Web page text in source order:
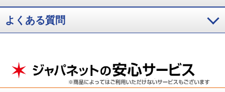
すぐに冷却してくれることに加え、凍結洗浄で毎回綺麗に使え
る点がとても良いと思いました。
（静岡県30代I.S様）
よくある質問